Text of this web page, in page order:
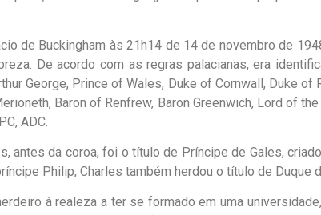
de Buckingham às 21h14 de 14 de novembro de
De acordo com as regras palacianas, era
George, Prince of Wales, Duke of Cornwall, Duke of
Baron of Renfrew, Baron Greenwich, Lord of
ADC.
antes da coroa, foi o título de Príncipe de Gales,
Philip, Charles também herdou o título de Duque
à realeza a ter se formado em uma